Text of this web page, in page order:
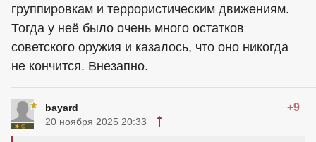
группировкам и террористическим движениям.
Тогда у неё было очень много остатков
советского оружия и казалось, что оно никогда
не кончится. Внезапно.
bayard +9
20 ноября 2025 20:33